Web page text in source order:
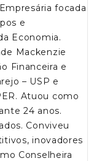
focada
e
Economia.
Mackenzie
Financeira e
– USP e
Atuou como
24 anos.
Conviveu
inovadores
Conselheira